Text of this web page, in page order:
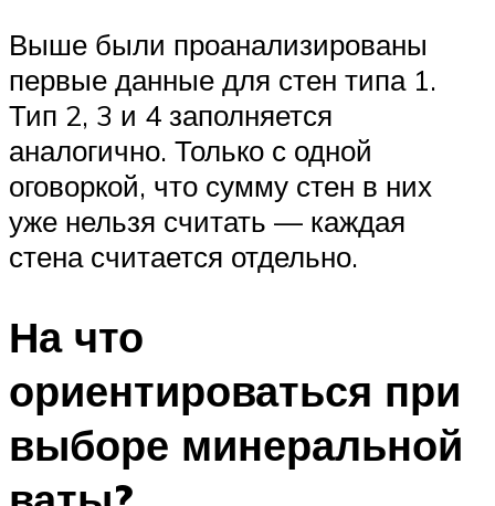
Выше были проанализированы
первые данные для стен типа 1.
Тип 2, 3 и 4 заполняется
аналогично. Только с одной
оговоркой, что сумму стен в них
уже нельзя считать — каждая
стена считается отдельно.
На что
ориентироваться при
выборе минеральной